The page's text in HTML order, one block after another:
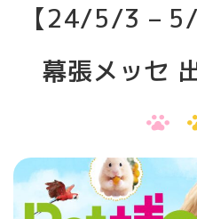
お問い合わせ プ
【24/5/3 –
幕張メッセ